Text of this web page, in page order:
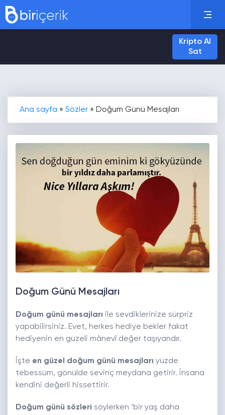
Kripto Al
Sat
Ana sayfa » Sözler » Doğum Günü Mesajları
Doğum Günü Mesajları
Doğum günü mesajları ile sevdiklerinize sürpriz
yapabilirsiniz. Evet, herkes hediye bekler fakat
hediyenin en güzeli mânevî değer taşıyandır.
İşte en güzel doğum günü mesajları yüzde
tebessüm, gönülde sevinç meydana getirir. İnsana
kendini değerli hissettirir.
Doğum günü sözleri söylerken ‘bir yaş daha